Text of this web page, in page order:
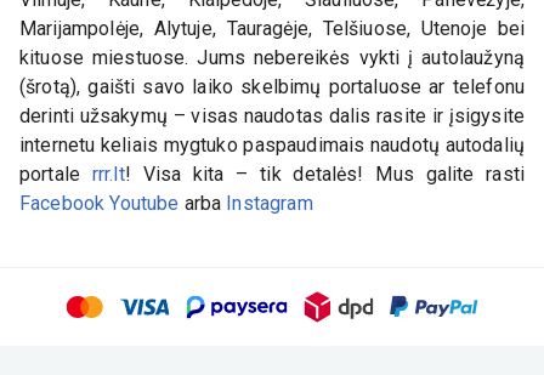
Marijampolėje, Alytuje, Tauragėje, Telšiuose, Utenoje bei
kituose miestuose. Jums nebereikės vykti į autolaužyną
(šrotą), gaišti savo laiko skelbimų portaluose ar telefonu
derinti užsakymų – visas naudotas dalis rasite ir įsigysite
internetu keliais mygtuko paspaudimais naudotų autodalių
portale rrr.lt! Visa kita – tik detalės! Mus galite rasti
Facebook Youtube arba Instagram